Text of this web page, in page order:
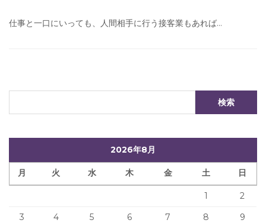
仕事と一口にいっても、人間相手に行う接客業もあれば…
2026年8月
月 火 水 木 金 土 日
1
2
3
4 5 6 7 8
9